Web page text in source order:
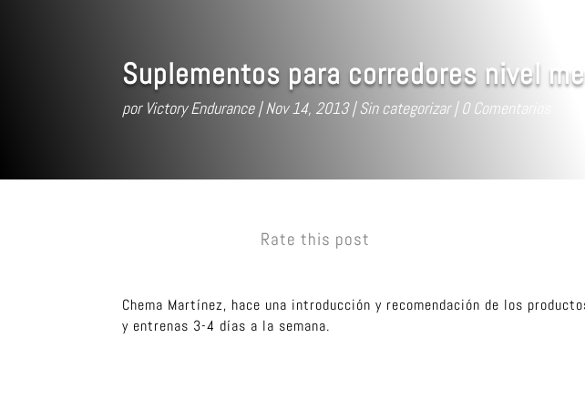
Suplementos para corredores nivel
por Victory Endurance Nov 14, 2013 Sin categorizar 0 Comentarios
Rate this post
Chema Martínez, hace una introducción y recomendación de los
y entrenas 3-4 días a la semana.